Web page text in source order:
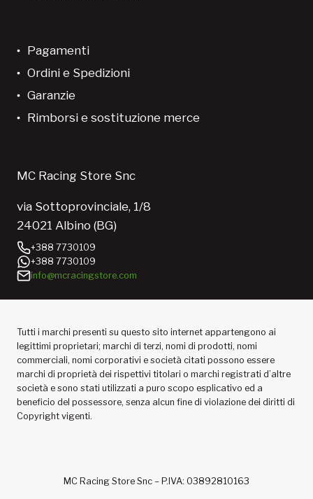
Pagamenti
Ordini e Spedizioni
Garanzie
Rimborsi e sostituzione merce
MC Racing Store Snc
via Sottoprovinciale, 1/8
24021 Albino (BG)
+388 7730109
+388 7730109
info@mcracingstore.com
Tutti i marchi presenti su questo sito internet appartengono ai
legittimi proprietari; marchi di terzi, nomi di prodotti, nomi
commerciali, nomi corporativi e società citati possono essere
marchi di proprietà dei rispettivi titolari o marchi registrati d’altre
società e sono stati utilizzati a puro scopo esplicativo ed a
beneficio del possessore, senza alcun fine di violazione dei diritti di
Copyright vigenti.
MC Racing Store Snc – P.IVA: 03892810163